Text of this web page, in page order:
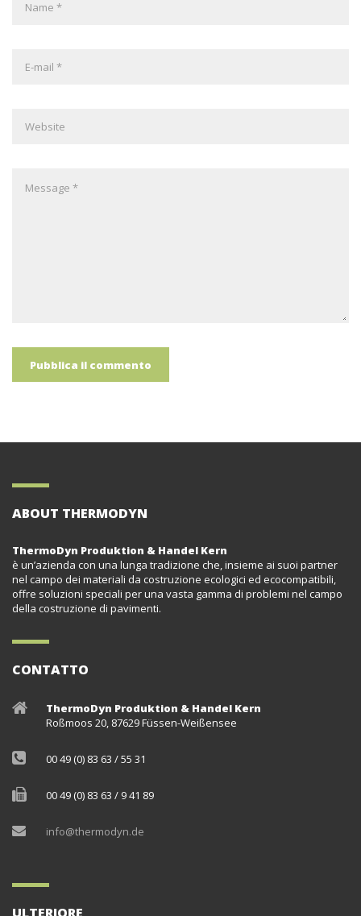
ABOUT THERMODYN
ThermoDyn Produktion & Handel Kern
è un’azienda con una lunga tradizione che, insieme ai suoi partner
nel campo dei materiali da costruzione ecologici ed ecocompatibili,
offre soluzioni speciali per una vasta gamma di problemi nel campo
della costruzione di pavimenti.
CONTATTO
ThermoDyn Produktion & Handel Kern
Roßmoos 20, 87629 Füssen-Weißensee
00 49 (0) 83 63 / 55 31
00 49 (0) 83 63 / 9 41 89
info@thermodyn.de